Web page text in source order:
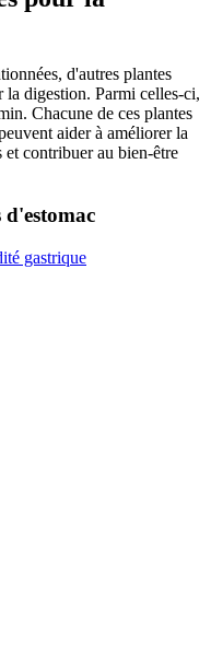
d'autres plantes
la digestion. Parmi celles-ci,
Chacune de ces plantes
aider à améliorer la
contribuer au bien-être
d'estomac